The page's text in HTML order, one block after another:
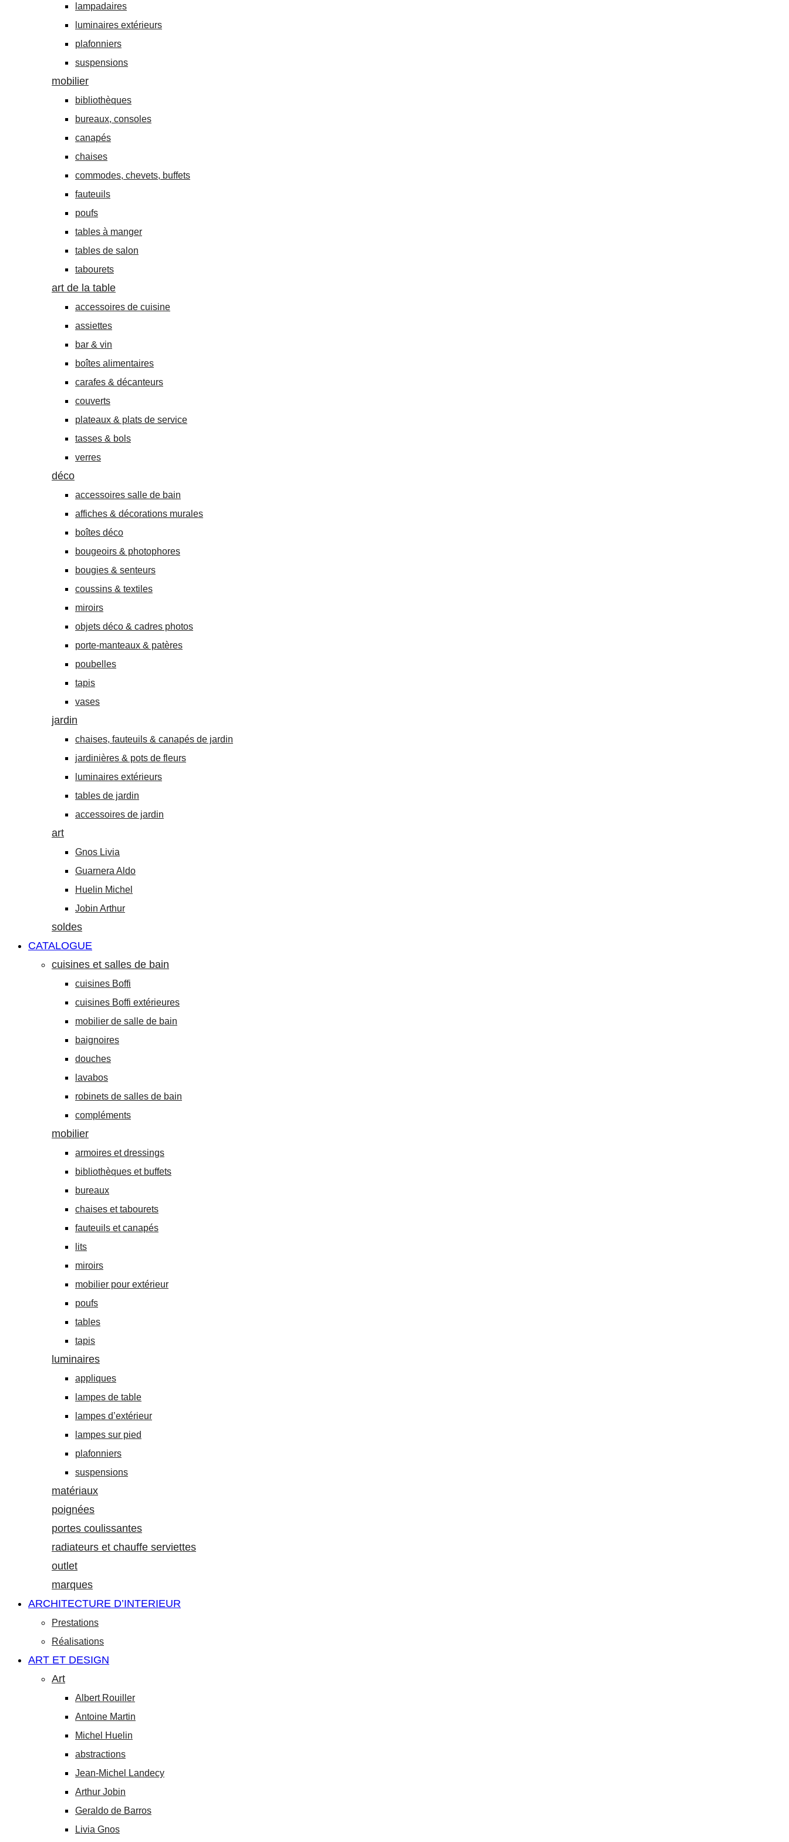
lampadaires
luminaires extérieurs
plafonniers
suspensions
mobilier
bibliothèques
bureaux, consoles
canapés
chaises
commodes, chevets, buffets
fauteuils
poufs
tables à manger
tables de salon
tabourets
art de la table
accessoires de cuisine
assiettes
bar & vin
boîtes alimentaires
carafes & décanteurs
couverts
plateaux & plats de service
tasses & bols
verres
déco
accessoires salle de bain
affiches & décorations murales
boîtes déco
bougeoirs & photophores
bougies & senteurs
coussins & textiles
miroirs
objets déco & cadres photos
porte-manteaux & patères
poubelles
tapis
vases
jardin
chaises, fauteuils & canapés de jardin
jardinières & pots de fleurs
luminaires extérieurs
tables de jardin
accessoires de jardin
art
Gnos Livia
Guarnera Aldo
Huelin Michel
Jobin Arthur
soldes
CATALOGUE
cuisines et salles de bain
cuisines Boffi
cuisines Boffi extérieures
mobilier de salle de bain
baignoires
douches
lavabos
robinets de salles de bain
compléments
mobilier
armoires et dressings
bibliothèques et buffets
bureaux
chaises et tabourets
fauteuils et canapés
lits
miroirs
mobilier pour extérieur
poufs
tables
tapis
luminaires
appliques
lampes de table
lampes d’extérieur
lampes sur pied
plafonniers
suspensions
matériaux
poignées
portes coulissantes
radiateurs et chauffe serviettes
outlet
marques
ARCHITECTURE D’INTERIEUR
Prestations
Réalisations
ART ET DESIGN
Art
Albert Rouiller
Antoine Martin
Michel Huelin
abstractions
Jean-Michel Landecy
Arthur Jobin
Geraldo de Barros
Livia Gnos